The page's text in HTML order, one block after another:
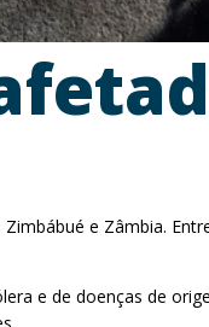
e Zâmbia.
e de doenças de